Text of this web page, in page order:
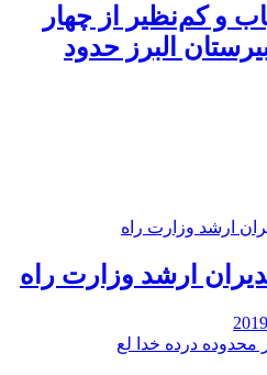
و کم‌نظیر از چهار
البرز حدود
ارشد وزارت راه